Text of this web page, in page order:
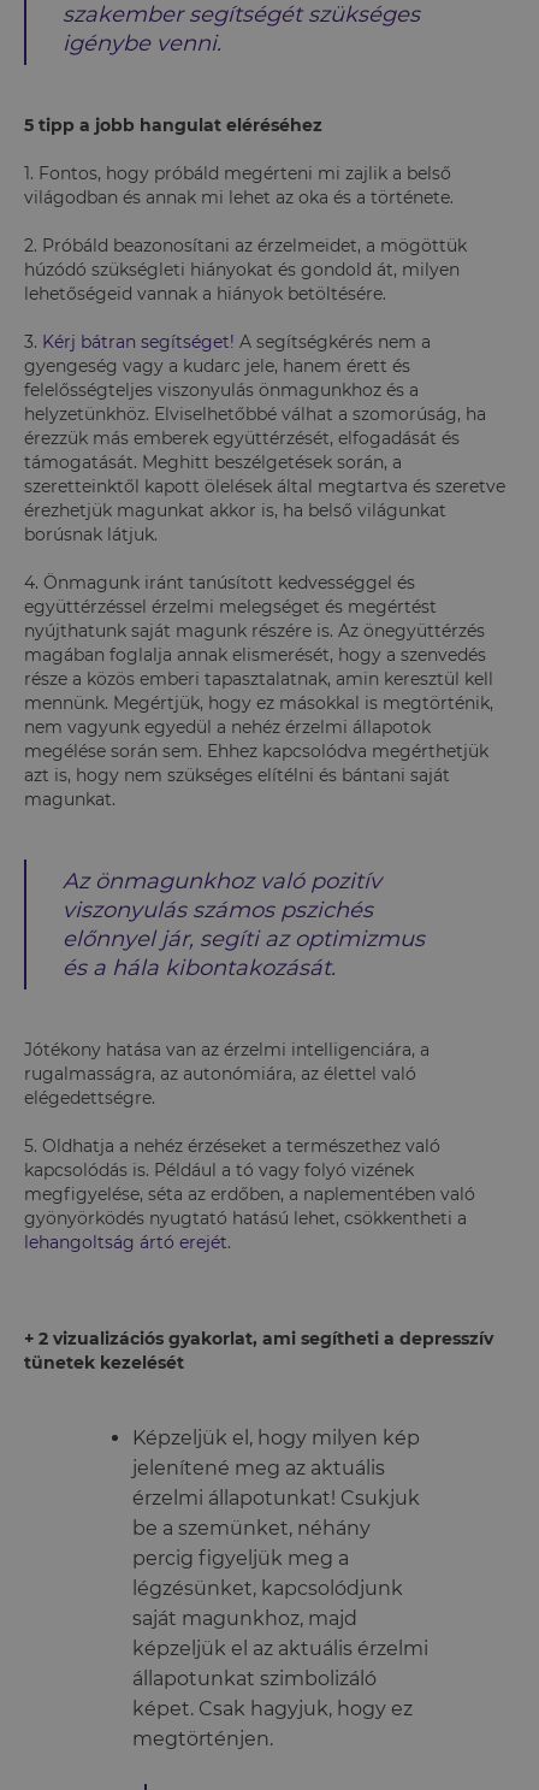
szakember segítségét szükséges
igénybe venni.
5 tipp a jobb hangulat eléréséhez
1. Fontos, hogy próbáld megérteni mi zajlik a belső
világodban és annak mi lehet az oka és a története.
2. Próbáld beazonosítani az érzelmeidet, a mögöttük
húzódó szükségleti hiányokat és gondold át, milyen
lehetőségeid vannak a hiányok betöltésére.
3. Kérj bátran segítséget! A segítségkérés nem a
gyengeség vagy a kudarc jele, hanem érett és
felelősségteljes viszonyulás önmagunkhoz és a
helyzetünkhöz. Elviselhetőbbé válhat a szomorúság, ha
érezzük más emberek együttérzését, elfogadását és
támogatását. Meghitt beszélgetések során, a
szeretteinktől kapott ölelések által megtartva és szeretve
érezhetjük magunkat akkor is, ha belső világunkat
borúsnak látjuk.
4. Önmagunk iránt tanúsított kedvességgel és
együttérzéssel érzelmi melegséget és megértést
nyújthatunk saját magunk részére is. Az önegyüttérzés
magában foglalja annak elismerését, hogy a szenvedés
része a közös emberi tapasztalatnak, amin keresztül kell
mennünk. Megértjük, hogy ez másokkal is megtörténik,
nem vagyunk egyedül a nehéz érzelmi állapotok
megélése során sem. Ehhez kapcsolódva megérthetjük
azt is, hogy nem szükséges elítélni és bántani saját
magunkat.
Az önmagunkhoz való pozitív
viszonyulás számos pszichés
előnnyel jár, segíti az optimizmus
és a hála kibontakozását.
Jótékony hatása van az érzelmi intelligenciára, a
rugalmasságra, az autonómiára, az élettel való
elégedettségre.
5. Oldhatja a nehéz érzéseket a természethez való
kapcsolódás is. Például a tó vagy folyó vizének
megfigyelése, séta az erdőben, a naplementében való
gyönyörködés nyugtató hatású lehet, csökkentheti a
lehangoltság ártó erejét.
+ 2 vizualizációs gyakorlat, ami segítheti a depresszív
tünetek kezelését
Képzeljük el, hogy milyen kép
jelenítené meg az aktuális
érzelmi állapotunkat! Csukjuk
be a szemünket, néhány
percig figyeljük meg a
légzésünket, kapcsolódjunk
saját magunkhoz, majd
képzeljük el az aktuális érzelmi
állapotunkat szimbolizáló
képet. Csak hagyjuk, hogy ez
megtörténjen.